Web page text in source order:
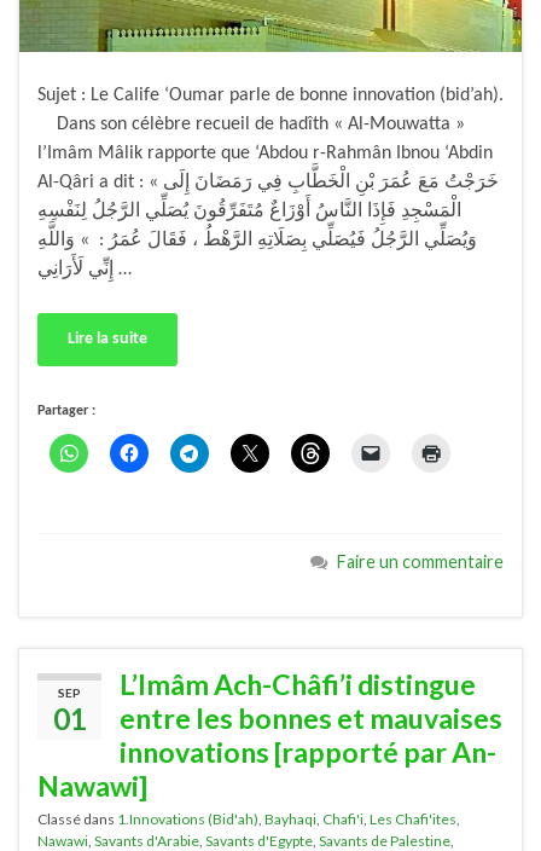
Sujet : Le Calife ‘Oumar parle de bonne innovation (bid’ah).
Dans son célèbre recueil de hadîth « Al-Mouwatta »
l’Imâm Mâlik rapporte que ‘Abdou r-Rahmân Ibnou ‘Abdin
Al-Qâri a dit : « خَرَجْتُ مَعَ عُمَرَ بْنِ الْخَطَّابِ فِي رَمَضَانَ إِلَى
الْمَسْجِدِ فَإِذَا النَّاسُ أَوْزَاعٌ مُتَفَرِّقُونَ يُصَلِّي الرَّجُلُ لِنَفْسِهِ
وَيُصَلِّي الرَّجُلُ فَيُصَلِّي بِصَلَاتِهِ الرَّهْطُ ، فَقَالَ عُمَرُ : » وَاللَّهِ
إِنِّي لَأَرَانِي …
Lire la suite
Partager :
Faire un commentaire
SEP
01
L’Imâm Ach-Châfi’i distingue
entre les bonnes et mauvaises
innovations [rapporté par An-
Nawawi]
Classé dans 1.Innovations (Bid'ah) Bayhaqi Chafi'i Les Chafi'ites
Nawawi Savants d'Arabie Savants d'Egypte Savants de Palestine